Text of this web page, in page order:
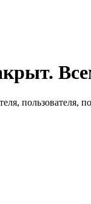
пользователя,